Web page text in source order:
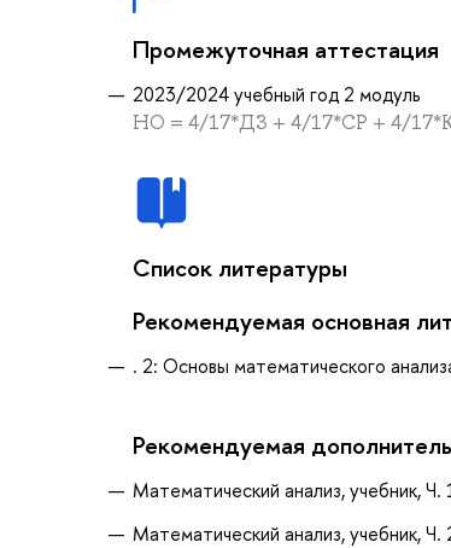
Промежуточная аттестация
2023/2024 учебный год 2 модуль
НО = 4/17*ДЗ + 4/17*СР + 4/
Список литературы
Рекомендуемая основная
. 2: Основы математического
Рекомендуемая
Математический анализ, учебник,
Математический анализ, учебник,